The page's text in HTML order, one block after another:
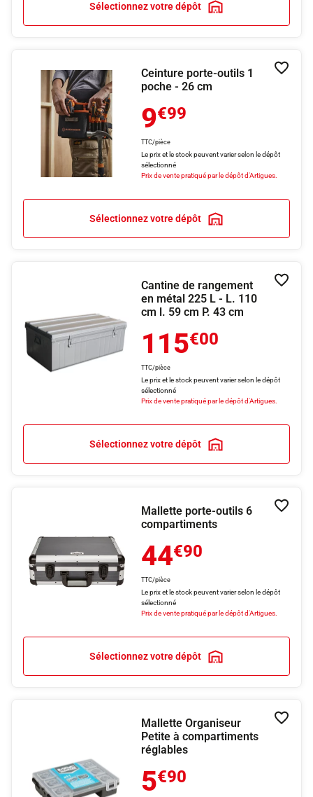
Sélectionnez votre dépôt
Ceinture porte-outils 1
poche - 26 cm
9€99
TTC/pièce
Le prix et le stock peuvent varier selon le dépôt
sélectionné
Prix de vente pratiqué par le dépôt d'Artigues.
Sélectionnez votre dépôt
Cantine de rangement
en métal 225 L - L. 110
cm l. 59 cm P. 43 cm
115€00
TTC/pièce
Le prix et le stock peuvent varier selon le dépôt
sélectionné
Prix de vente pratiqué par le dépôt d'Artigues.
Sélectionnez votre dépôt
Mallette porte-outils 6
compartiments
44€90
TTC/pièce
Le prix et le stock peuvent varier selon le dépôt
sélectionné
Prix de vente pratiqué par le dépôt d'Artigues.
Sélectionnez votre dépôt
Mallette Organiseur
Petite à compartiments
réglables
5€90